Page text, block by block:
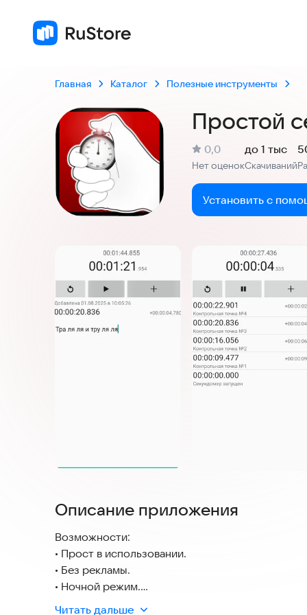
Главная Каталог Полезные инструменты
Простой
Рейтинг:
0,0
Нет оценокСкачиваний
до 1 тыс
Установить с
Скриншоты
Описание приложения
Возможности:
• Прост в использовании.
• Без рекламы.
• Ночной режим.
• Вибрация при нажатии.
Читать дальше